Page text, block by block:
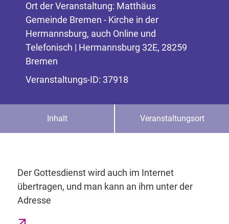
Ort der Veranstaltung: Matthäus
Gemeinde Bremen - Kirche in der
Hermannsburg, auch Online und
Telefonisch | Hermannsburg 32E, 28259
Bremen
Veranstaltungs-ID: 37918
Inhalt Veranstaltungsort
Der Gottesdienst wird auch im Internet
übertragen, und man kann an ihm unter der
Adresse